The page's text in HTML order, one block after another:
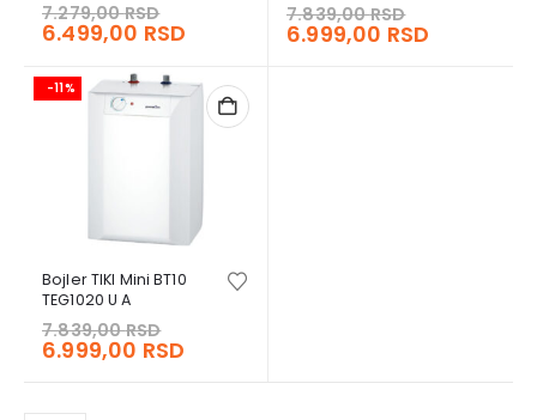
7.279,00RSD
price
7.279,00 RSD.
6.499,00 RSD
6.499,00 RSD.
7.839,00RSD
price
6.999,00 RSD
-11%
Bojler TIKI Mini BT10
TEG1020 U A
7.839,00RSD
price
7.839,00 RSD.
6.999,00 RSD
is: